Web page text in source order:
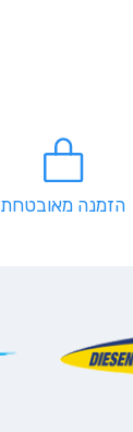
הזמנה מאובטחת